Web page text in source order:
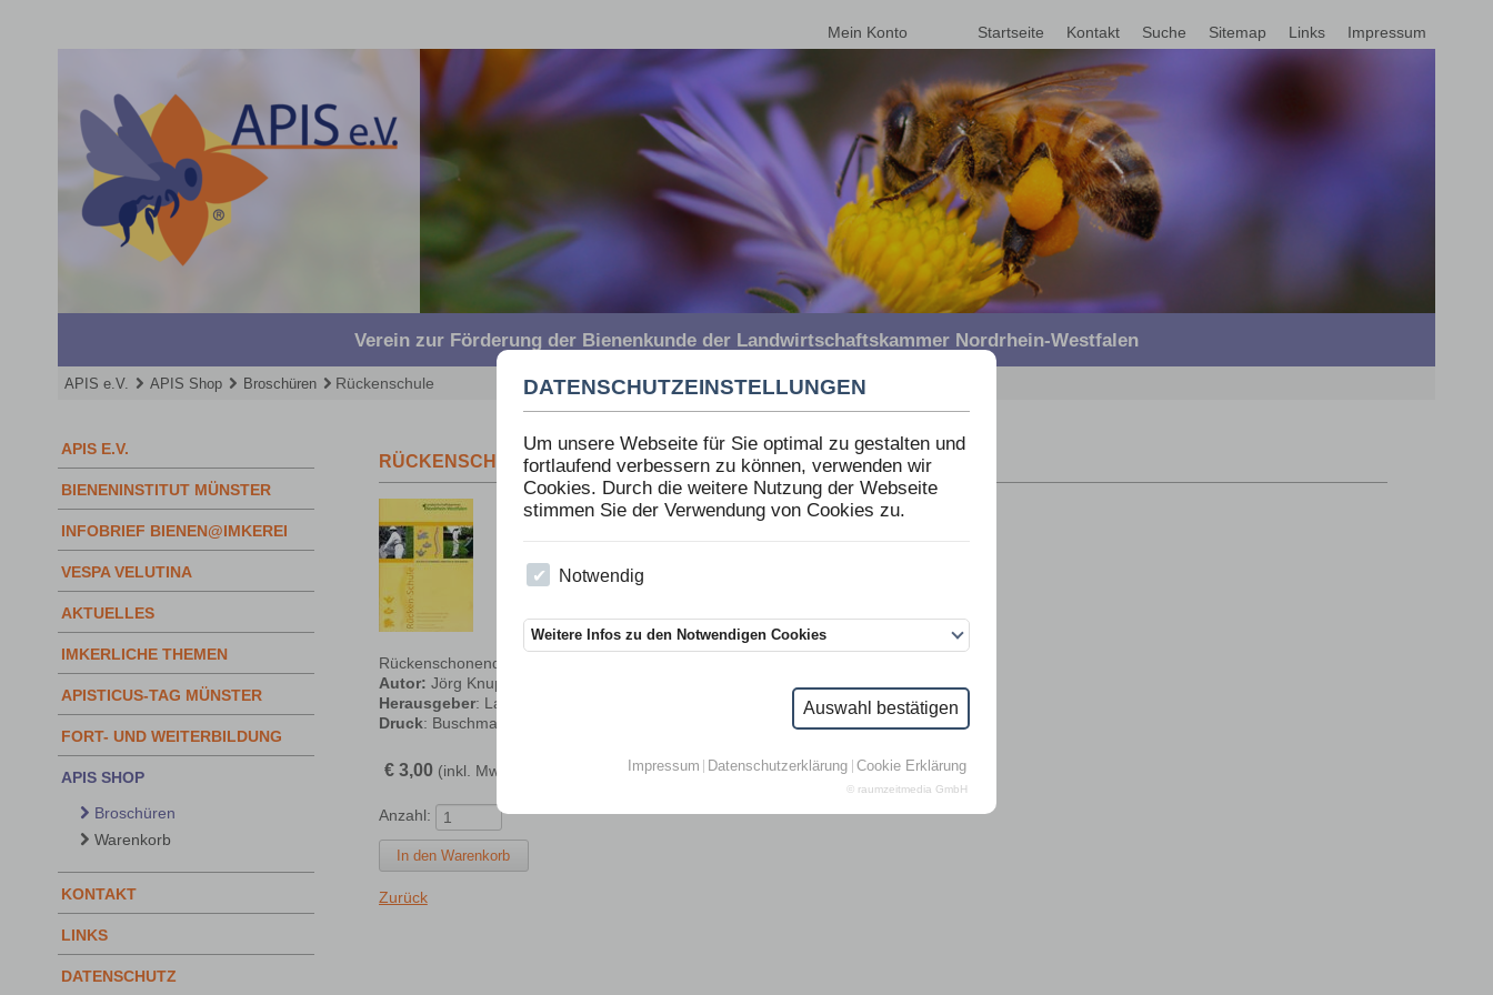
DATENSCHUTZEINSTELLUNGEN
Um unsere Webseite für Sie optimal zu gestalten und
fortlaufend verbessern zu können, verwenden wir
Cookies. Durch die weitere Nutzung der Webseite
stimmen Sie der Verwendung von Cookies zu.
Notwendig
Weitere Infos zu den Notwendigen Cookies
Auswahl bestätigen
Impressum Datenschutzerklärung Cookie Erklärung
© raumzeitmedia GmbH
überspringen
Mein Konto Startseite Kontakt Suche Sitemap Links Impressum
Verein zur Förderung der Bienenkunde der Landwirtschaftskammer Nordrhein-Westfalen
APIS e.V. APIS Shop Broschüren Rückenschule
RÜCKENSCHULE
Rückenschonendes Arbeiten in der Imkerei
Autor: Jörg Knuppertz
Herausgeber: Landwirtschaftskammer NRW, Münster
Druck: Buschmann Münster 2007
€3,00 (inkl. MwSt., zzgl. Versandkosten)
Anzahl:
Zurück
Navigation
überspringen
APIS E.V.
BIENENINSTITUT MÜNSTER
INFOBRIEF BIENEN@IMKEREI
VESPA VELUTINA
AKTUELLES
IMKERLICHE THEMEN
APISTICUS-TAG MÜNSTER
FORT- UND WEITERBILDUNG
APIS SHOP
Broschüren
Warenkorb
KONTAKT
LINKS
DATENSCHUTZ